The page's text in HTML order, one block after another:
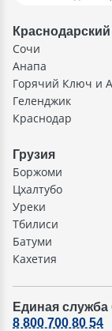
Сочи
Анапа
Горячий Ключ и
Геленджик
Краснодар
Грузия
Боржоми
Цхалтубо
Уреки
Тбилиси
Батуми
Кахетия
Единая
8 800 700 80 54